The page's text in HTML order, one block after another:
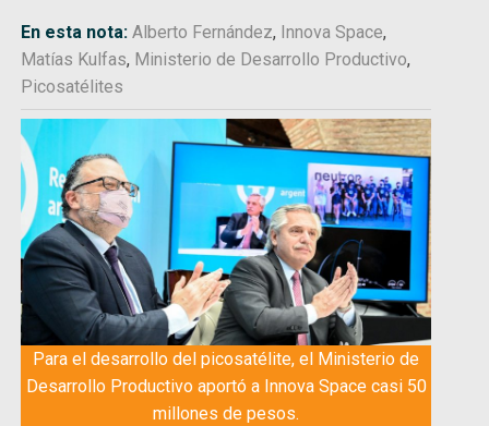
En esta nota:Alberto Fernández, Innova Space,
Matías Kulfas, Ministerio de Desarrollo Productivo,
Picosatélites
Para el desarrollo del picosatélite, el Ministerio de
Desarrollo Productivo aportó a Innova Space casi 50
millones de pesos.